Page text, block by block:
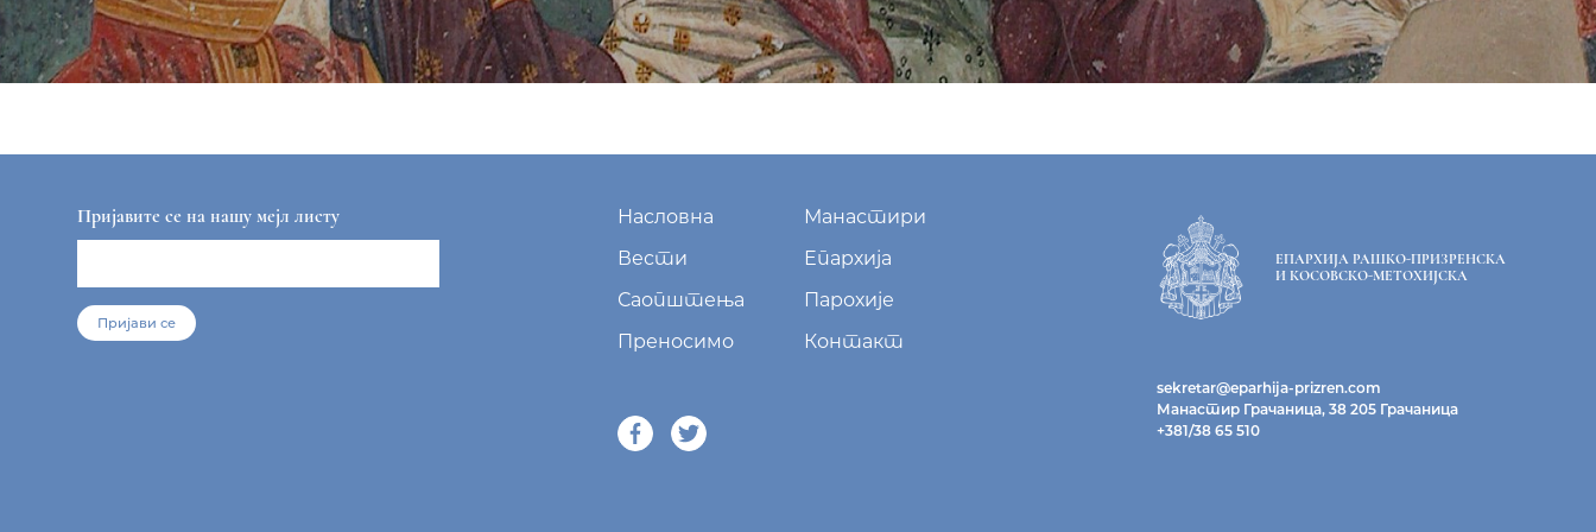
Пријавите се на нашу мејл листу
Пријави се
Насловна
Манастири
Вести
Епархија
Саопштења
Парохије
Преносимо
Контакт
ЕПАРХИЈА РАШКО-ПРИЗРЕНСКА
И КОСОВСКО-МЕТОХИЈСКА
sekretar@eparhija-prizren.com
Манастир Грачаница, 38 205 Грачаница
+381/38 65 510